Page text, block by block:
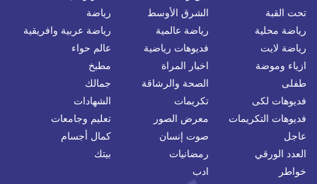
تحت القبة
الشرق الأوسط
رياضة
رياضة محلية
رياضة عالمية
رياضة عربية وافريقية
رياضة لايت
فديوهات رياضية
عالم حواء
ازياء وموضة
اخبار المراة
مطبخ
طفلى
الصحة والرشاقة
جمالك
فديوهات لكى
تكريمات
الشهادات
فديوهات التكريمات
معرض الصور
تعليم وجامعات
عاجل
صوت إنسان
كمال أجسام
العدد الورقي
رمضانيات
بيتك
خواطر
ادب